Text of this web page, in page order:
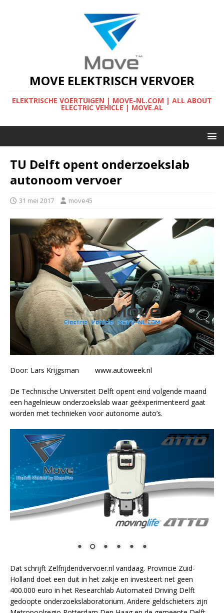
MOVE ELEKTRISCH VERVOER
ELEKTRISCHE VOERTUIGEN | MOVE-NL.COM | ALL ABOUT
ELECTRIC VEHICLE | MOVE.AL
TU Delft opent onderzoekslab
autonoom vervoer
31 mei 2017 move45
Door: Lars Krijgsman www.autoweek.nl
De Technische Universiteit Delft opent eind volgende maand
een hagelnieuw onderzoekslab waar geëxperimenteerd gaat
worden met technieken voor autonome auto’s.
Dat schrijft Zelfrijdendvervoer.nl vandaag. Provincie Zuid-
Holland doet een duit in het zakje en investeert net geen
400.000 euro in het Researchlab Automated Driving Delft
gedoopte onderzoekslaboratorium. Andere geldschieters zijn